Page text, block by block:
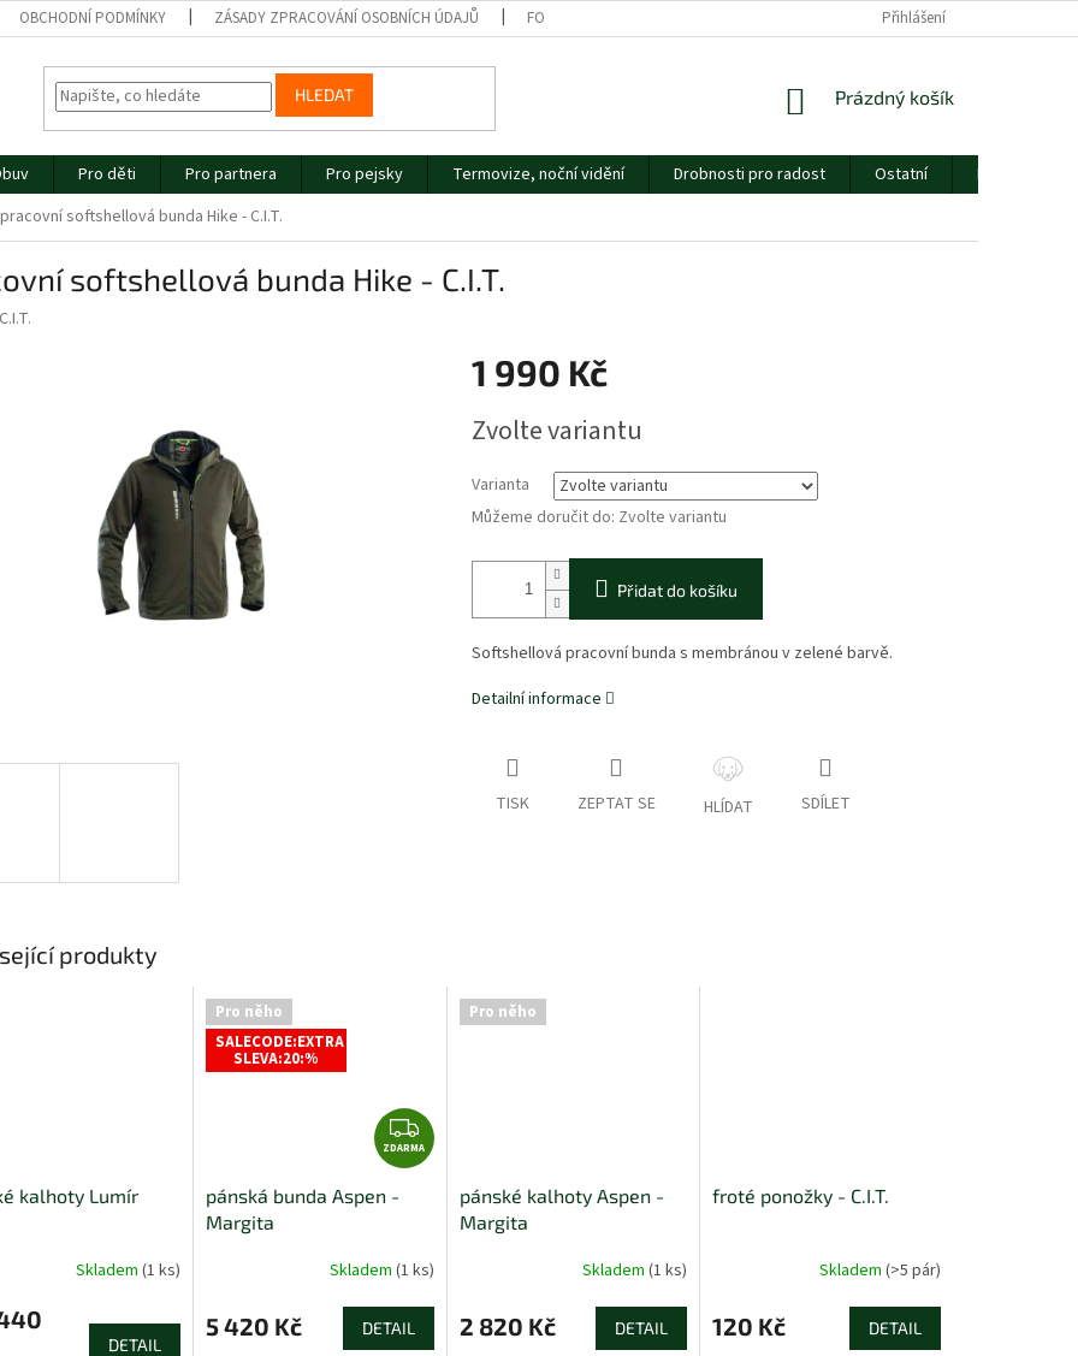
OBCHODNÍ PODMÍNKY ZÁSADY ZPRACOVÁNÍ OSOBNÍCH ÚDAJŮ FORMULÁŘE O NÁS
Přihlášení
HLEDAT
NÁKUPNÍ
Prázdný košík
Pro děti Pro partnera Pro pejsky Termovize, noční vidění Drobnosti pro radost Ostatní
Dárkový
pracovní softshellová bunda Hike - C.I.T.
softshellová bunda Hike - C.I.T.
C.I.T.
1 990 Kč
cena:
Zvolte variantu
Varianta
Můžeme doručit do: Zvolte variantu
Přidat do košíku
Softshellová pracovní bunda s membránou v zelené barvě.
Detailní informace
TISK ZEPTAT SE HLÍDAT SDÍLET
produkty
kalhoty Lumír
Skladem (1 ks)
DETAIL
Pro něho
SALECODE:EXTRA
SLEVA:20:%
Z
D
A
ZDARMA
pánská bunda Aspen -
Margita
Skladem (1 ks)
5 420 Kč DETAIL
Pro něho
pánské kalhoty Aspen -
Margita
Skladem(1 ks)
2 820 Kč DETAIL
froté ponožky - C.I.T.
Skladem (>5 pár)
120 Kč DETAIL